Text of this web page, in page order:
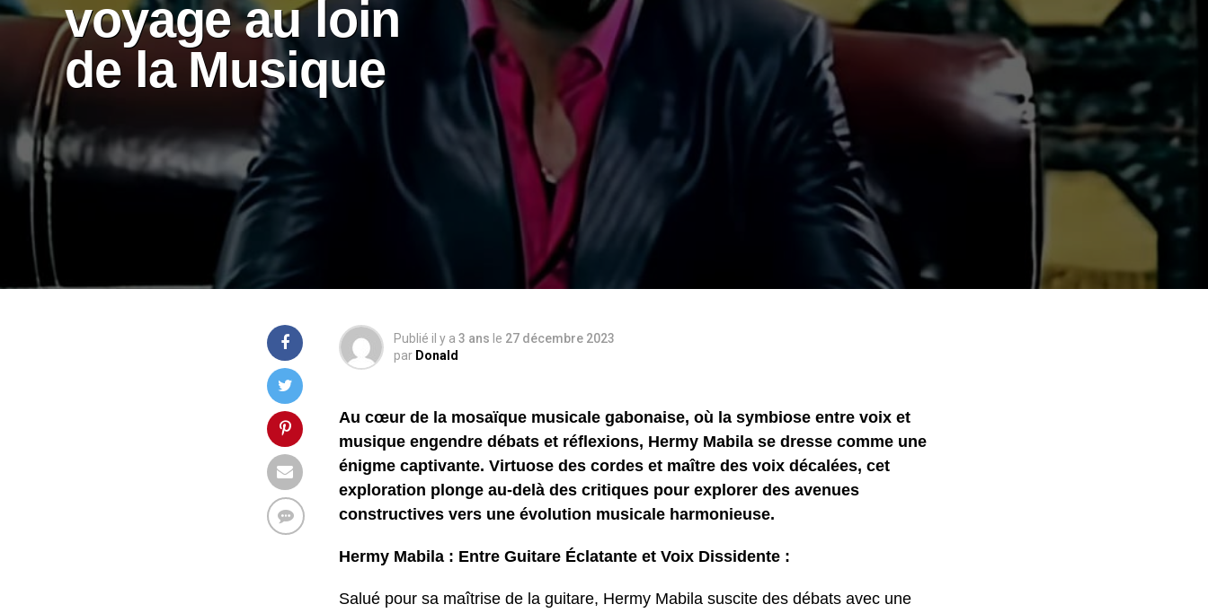
voyage au loin
de la Musique
Publié il y a 3 ans le 27 décembre 2023
par Donald
Au cœur de la mosaïque musicale gabonaise, où la symbiose entre voix et
musique engendre débats et réflexions, Hermy Mabila se dresse comme une
énigme captivante. Virtuose des cordes et maître des voix décalées, cet
exploration plonge au-delà des critiques pour explorer des avenues
constructives vers une évolution musicale harmonieuse.
Hermy Mabila : Entre Guitare Éclatante et Voix Dissidente :
Salué pour sa maîtrise de la guitare, Hermy Mabila suscite des débats avec une